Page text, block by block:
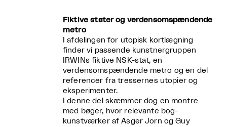
Fiktive stater og verdensomspændende
metro
I afdelingen for utopisk kortlægning
finder vi passende kunstnergruppen
IRWINs fiktive NSK-stat, en
verdensomspændende metro og en del
referencer fra tressernes utopier og
eksperimenter.
I denne del skæmmer dog en montre
med bøger, hvor relevante bog-
kunstværker af Asger Jorn og Guy